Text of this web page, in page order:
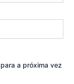
a próxima vez